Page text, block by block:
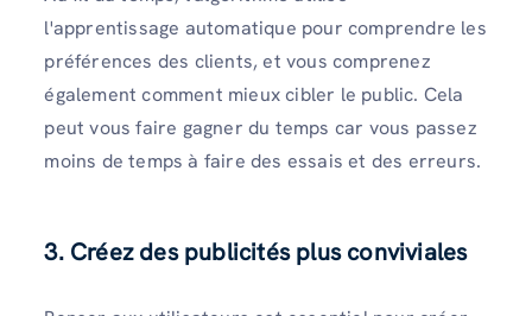
l'apprentissage automatique pour comprendre les
préférences des clients, et vous comprenez
également comment mieux cibler le public. Cela
peut vous faire gagner du temps car vous passez
moins de temps à faire des essais et des erreurs.
3. Créez des publicités plus conviviales